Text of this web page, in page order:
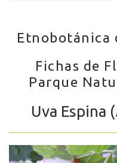
Etnobotánica
Fichas de
Parque
Uva Espina (